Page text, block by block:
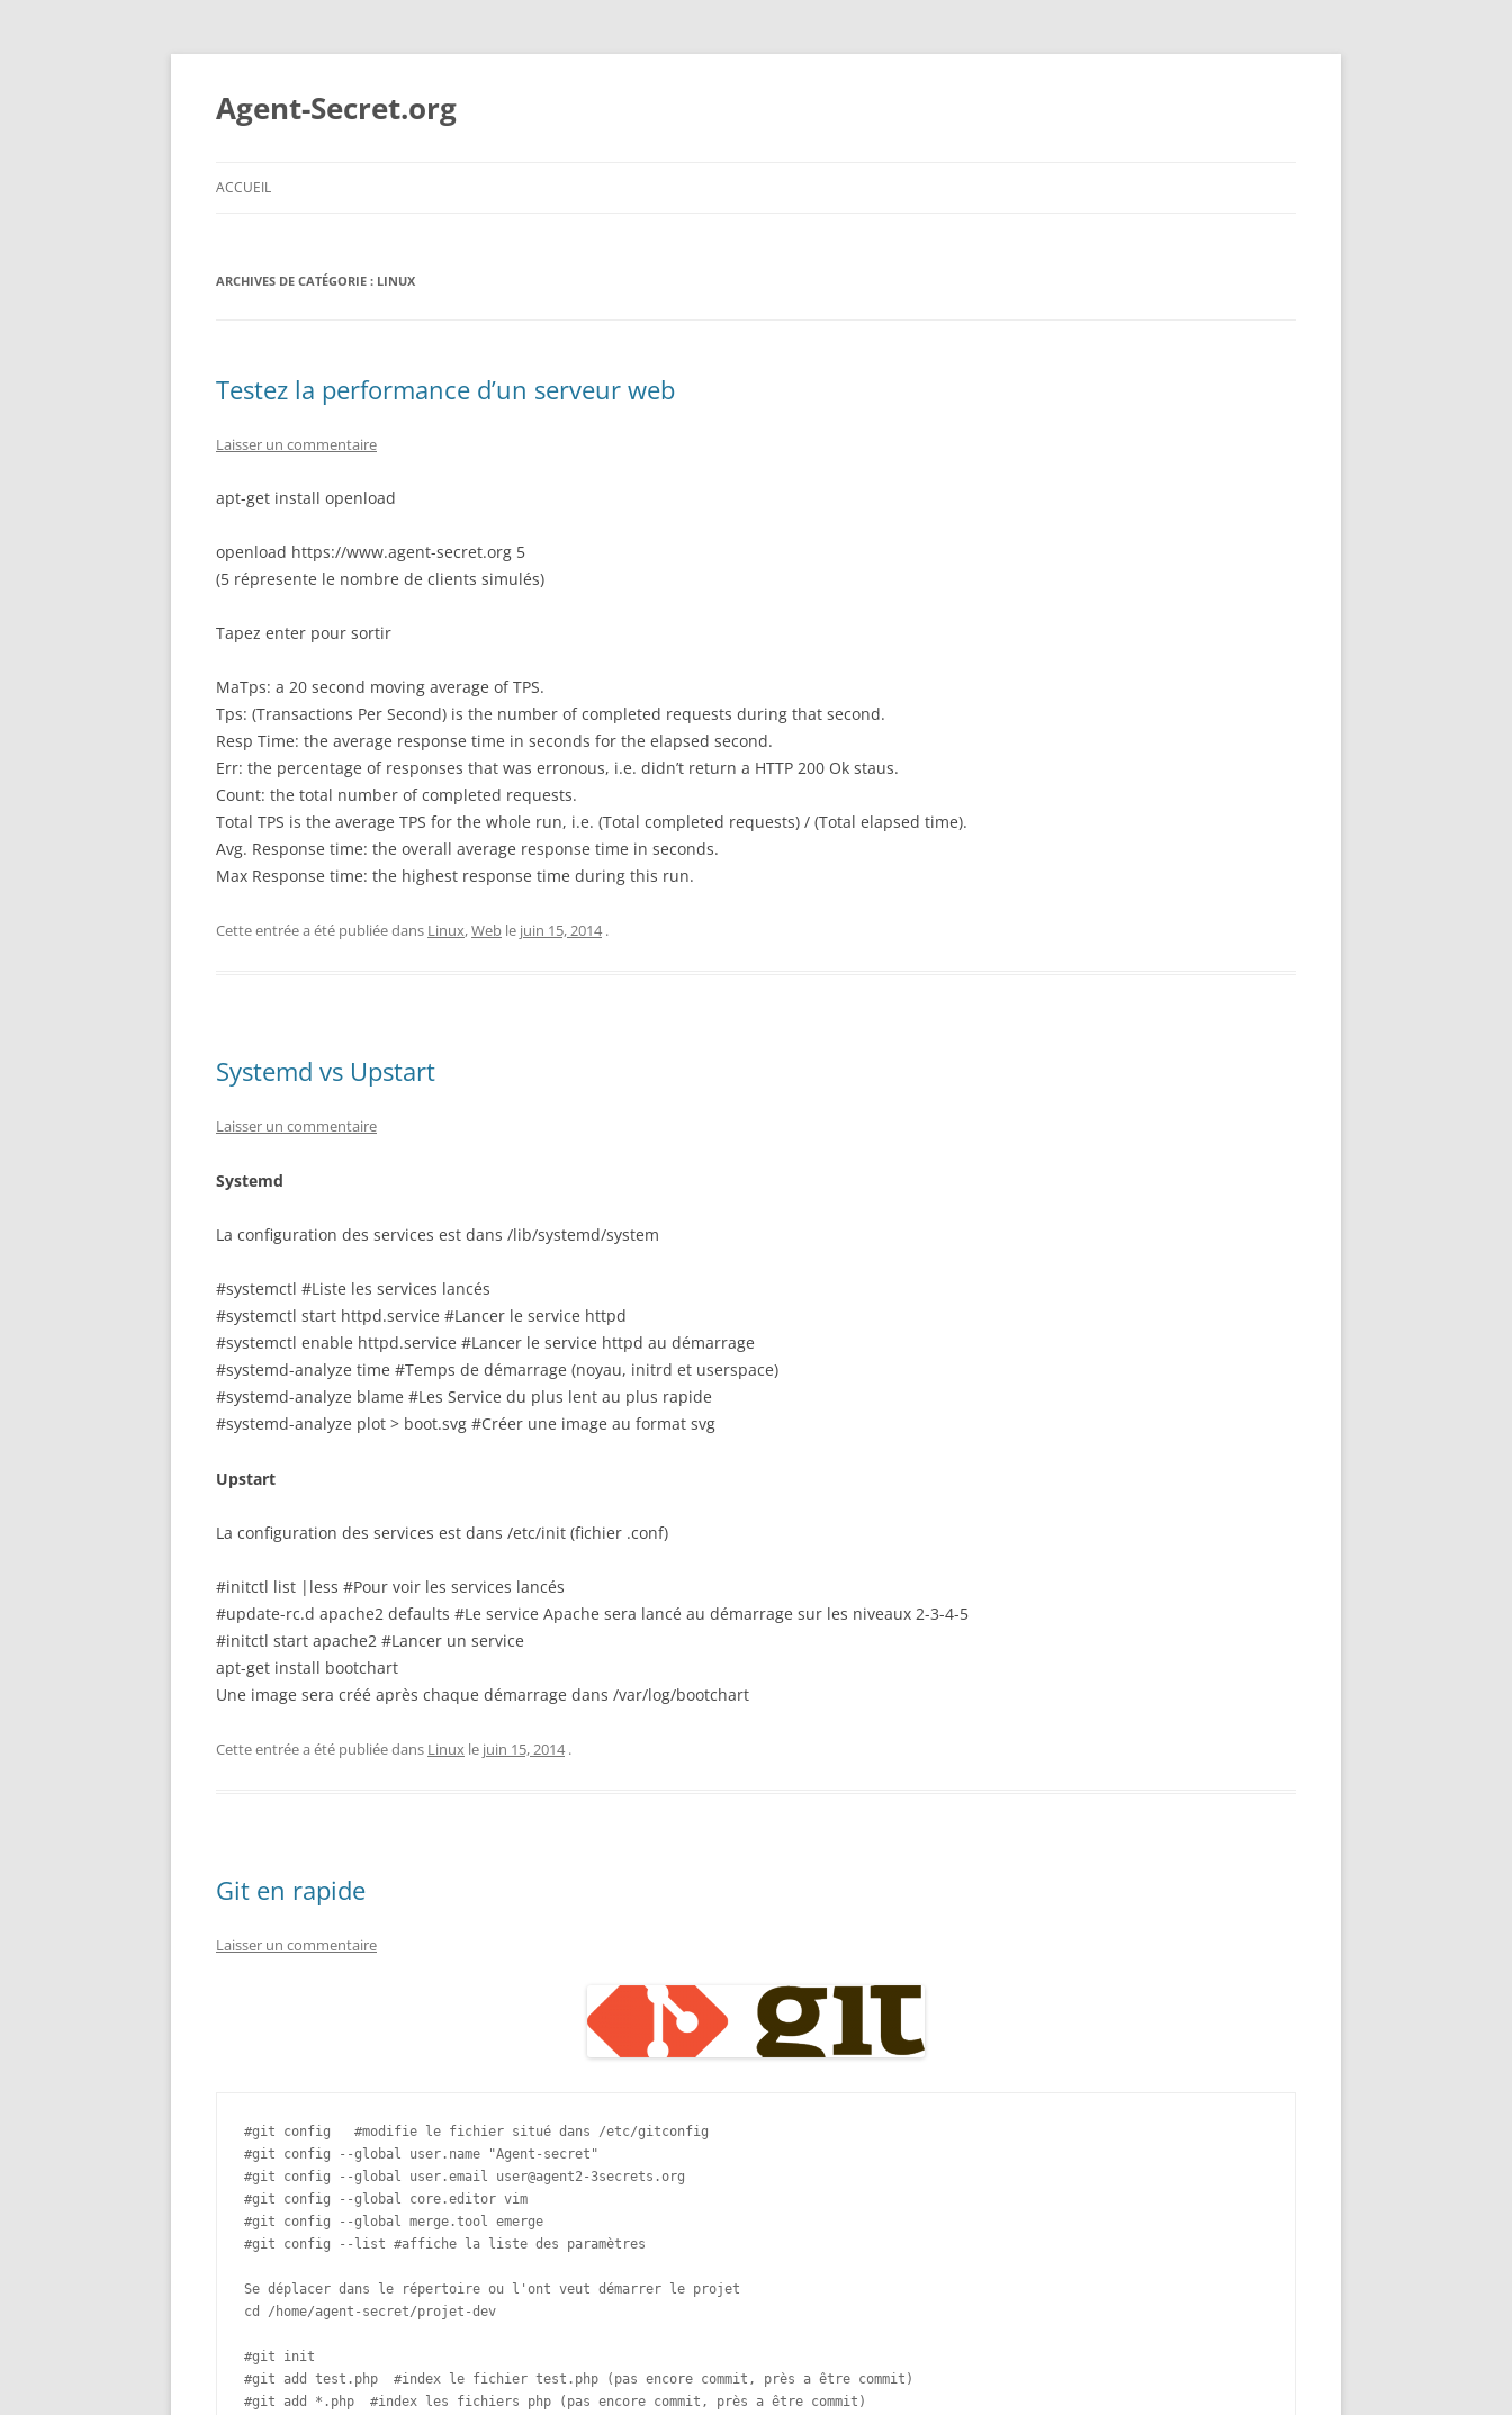
Aller
Agent-Secret.org
ACCUEIL
ARCHIVES DE CATÉGORIE : LINUX
Testez la performance d’un serveur web
Laisser un commentaire
apt-get install openload
openload https://www.agent-secret.org 5
(5 répresente le nombre de clients simulés)
Tapez enter pour sortir
MaTps: a 20 second moving average of TPS.
Tps: (Transactions Per Second) is the number of completed requests during that second.
Resp Time: the average response time in seconds for the elapsed second.
Err: the percentage of responses that was erronous, i.e. didn’t return a HTTP 200 Ok staus.
Count: the total number of completed requests.
Total TPS is the average TPS for the whole run, i.e. (Total completed requests) / (Total elapsed time).
Avg. Response time: the overall average response time in seconds.
Max Response time: the highest response time during this run.
Cette entrée a été publiée dans Linux,Web le juin 15, 2014 .
Systemd vs Upstart
Laisser un commentaire
Systemd
La configuration des services est dans /lib/systemd/system
#systemctl #Liste les services lancés
#systemctl start httpd.service #Lancer le service httpd
#systemctl enable httpd.service #Lancer le service httpd au démarrage
#systemd-analyze time #Temps de démarrage (noyau, initrd et userspace)
#systemd-analyze blame #Les Service du plus lent au plus rapide
#systemd-analyze plot > boot.svg #Créer une image au format svg
Upstart
La configuration des services est dans /etc/init (fichier .conf)
#initctl list |less #Pour voir les services lancés
#update-rc.d apache2 defaults #Le service Apache sera lancé au démarrage sur les niveaux 2-3-4-5
#initctl start apache2 #Lancer un service
apt-get install bootchart
Une image sera créé après chaque démarrage dans /var/log/bootchart
Cette entrée a été publiée dans Linux le juin 15, 2014 .
Git en rapide
Laisser un commentaire
#git config   #modifie le fichier situé dans /etc/gitconfig
#git config --global user.name "Agent-secret"
#git config --global user.email user@agent2-3secrets.org
#git config --global core.editor vim
#git config --global merge.tool emerge
#git config --list #affiche la liste des paramètres
Se déplacer dans le répertoire ou l'ont veut démarrer le projet
cd /home/agent-secret/projet-dev
#git init
#git add test.php  #index le fichier test.php (pas encore commit, près a être commit)
#git add *.php  #index les fichiers php (pas encore commit, près a être commit)